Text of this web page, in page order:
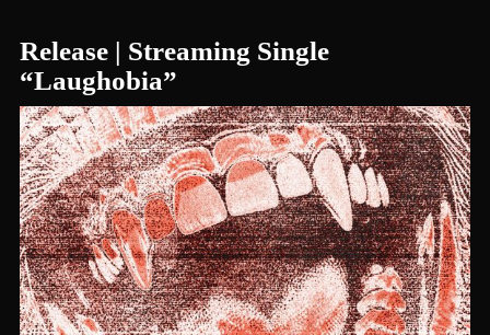
Release | Streaming Single
“Laughobia”